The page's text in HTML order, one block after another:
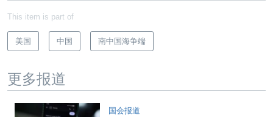
This item is part of
美国 中国 南中国海争端
更多报道
国会报道